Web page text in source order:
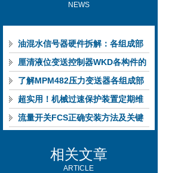
NEWS
油混水信号器硬件拆解：各组成部
件的功能特点与性能指标
厘清液位变送控制器WKD各构件的
功能特性稳定完成液位监测
了解MPM482压力变送器各组成部
件功能特点有助于提升选型合理性
超实用！机械过速保护装置定期维
护保养方法大汇总
流量开关FCS正确安装方法及关键
相关文章
ARTICLE